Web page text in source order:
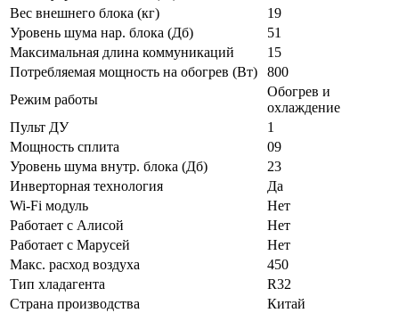
Вес внешнего блока (кг)
19
Уровень шума нар. блока (Дб)
51
Максимальная длина коммуникаций
15
Потребляемая мощность на обогрев (Вт)
800
Режим работы
Обогрев и
охлаждение
Пульт ДУ
1
Мощность сплита
09
Уровень шума внутр. блока (Дб)
23
Инверторная технология
Да
Wi-Fi модуль
Нет
Работает с Алисой
Нет
Работает с Марусей
Нет
Макс. расход воздуха
450
Тип хладагента
R32
Страна производства
Китай